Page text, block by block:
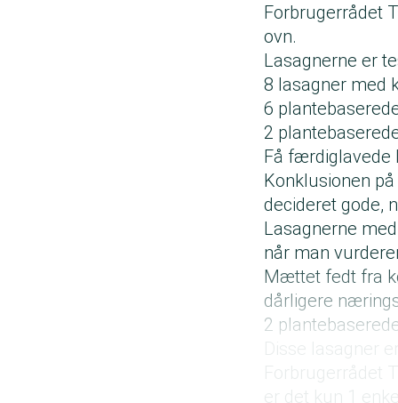
Forbrugerrådet
ovn.
Lasagnerne er
8 lasagner med
6
2
Få færdiglavede
Konklusionen
decideret gode,
Lasagnerne
når man
Mættet fedt fra
dårligere
2
Forbrugerrådet
er det kun 1